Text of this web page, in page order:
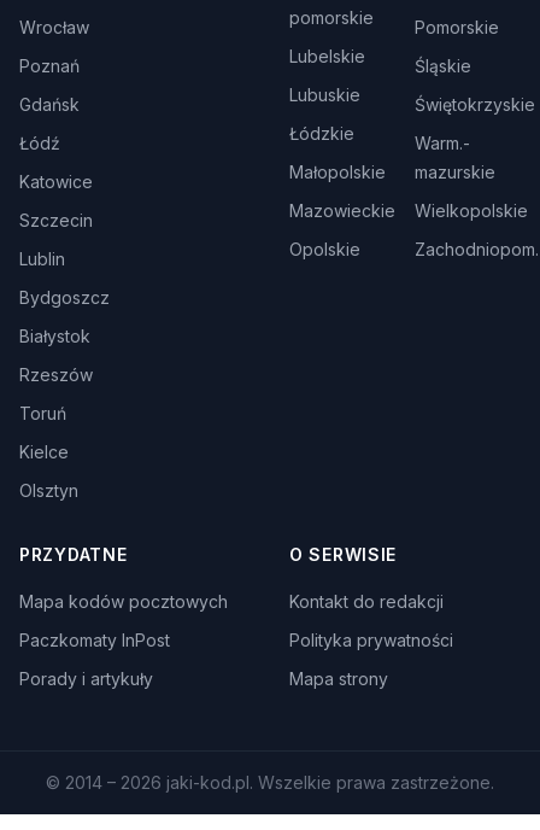
Wrocław
Poznań
Gdańsk
Łódź
Katowice
Szczecin
Lublin
Bydgoszcz
Białystok
Rzeszów
Toruń
Kielce
Olsztyn
pomorskie
Lubelskie
Lubuskie
Łódzkie
Małopolskie
Mazowieckie
Opolskie
Pomorskie
Śląskie
Świętokrzyskie
Warm.-
mazurskie
Wielkopolskie
Zachodniopom.
PRZYDATNE
Mapa kodów pocztowych
Paczkomaty InPost
Porady i artykuły
O SERWISIE
Kontakt do redakcji
Polityka prywatności
Mapa strony
© 2014 – 2026 jaki-kod.pl. Wszelkie prawa zastrzeżone.